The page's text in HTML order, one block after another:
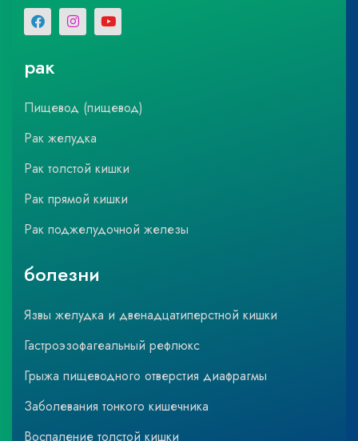
рак
Пищевод (пищевод)
Рак желудка
Рак толстой кишки
Рак прямой кишки
Рак поджелудочной железы
болезни
Язвы желудка и двенадцатиперстной кишки
Гастроэзофагеальный рефлюкс
Грыжа пищеводного отверстия диафрагмы
Заболевания тонкого кишечника
Воспаление толстой кишки